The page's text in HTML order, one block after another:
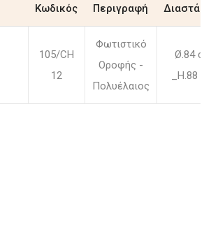
Κωδικός Περιγραφή
105/CH
12
Φωτιστικό
Οροφής -
Πολυέλαιος
Ø.84
_H.88